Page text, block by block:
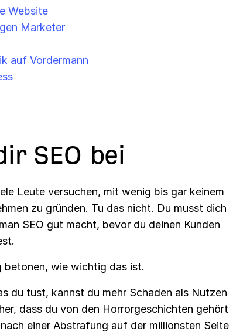
Website
Marketer
auf Vordermann
SEO bei
Leute versuchen, mit wenig bis gar keinem
zu gründen. Tu das nicht. Du musst dich
SEO gut macht, bevor du deinen Kunden
betonen, wie wichtig das ist.
du tust, kannst du mehr Schaden als Nutzen
dass du von den Horrorgeschichten gehört
einer Abstrafung auf der millionsten Seite